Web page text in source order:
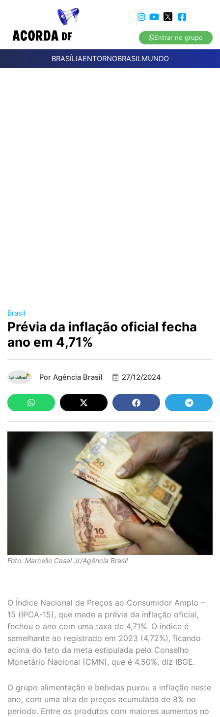
Entrar no grupo
BRASÍLIAENTORNOBRASILMUNDO
Brasil
Prévia da inflação oficial fecha
ano em 4,71%
Por Agência Brasil 27/12/2024
Foto: Marcello Casal Jr/Agência Brasil
O Índice Nacional de Preços ao Consumidor Amplo –
15 (IPCA-15), que mede a prévia da inflação oficial,
fechou o ano com uma taxa de 4,71%. O índice é
semelhante ao registrado em 2023 (4,72%), ficando
acima do teto da meta estipulada pelo Conselho
Monetário Nacional (CMN), que é 4,50%, diz IBGE.
O grupo alimentação e bebidas puxou a inflação neste
ano, com uma alta de preços acumulada de 8% no
período. Entre os produtos com maiores aumentos no